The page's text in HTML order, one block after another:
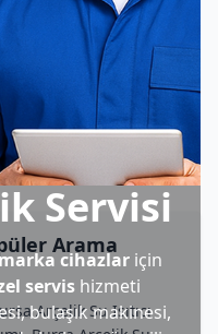
Servisi
cihazlar için
servis hizmeti
bulaşık makinesi,
Arama
Arçelik Su Isıtıcı